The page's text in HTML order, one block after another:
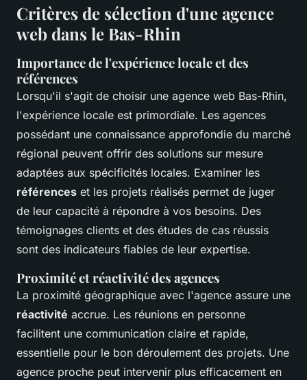
Critères de sélection d'une agence
web dans le Bas-Rhin
Importance de l'expérience locale et des
références
Lorsqu'il s'agit de choisir une agence web Bas-Rhin,
l'expérience locale est primordiale. Les agences
possédant une connaissance approfondie du marché
régional peuvent offrir des solutions sur mesure
adaptées aux spécificités locales. Examiner les
références et les projets réalisés permet de juger
de leur capacité à répondre à vos besoins. Des
témoignages clients et des études de cas réussis
sont des indicateurs fiables de leur expertise.
Proximité et réactivité des agences
La proximité géographique avec l'agence assure une
réactivité accrue. Les réunions en personne
facilitent une communication claire et rapide,
essentielle pour le bon déroulement des projets. Une
agence proche peut intervenir plus efficacement en